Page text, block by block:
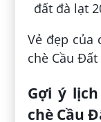
Vẻ đẹp của
chè Cầu
Gợi ý
chè Cầu